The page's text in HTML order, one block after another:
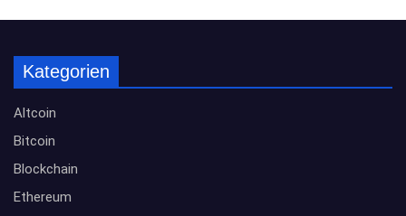
Kategorien
Altcoin
Bitcoin
Blockchain
Ethereum